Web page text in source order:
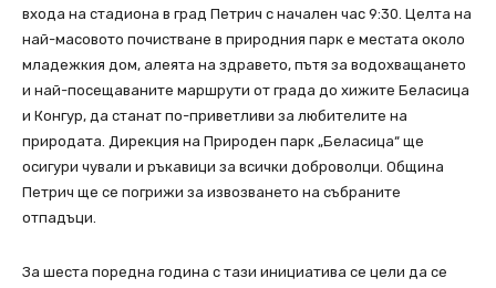
входа на стадиона в град Петрич с начален час 9:30. Целта на
най-масовото почистване в природния парк е местата около
младежкия дом, алеята на здравето, пътя за водохващането
и най-посещаваните маршрути от града до хижите Беласица
и Конгур, да станат по-приветливи за любителите на
природата. Дирекция на Природен парк „Беласица“ ще
осигури чували и ръкавици за всички доброволци. Община
Петрич ще се погрижи за извозването на събраните
отпадъци.
За шеста поредна година с тази инициатива се цели да се